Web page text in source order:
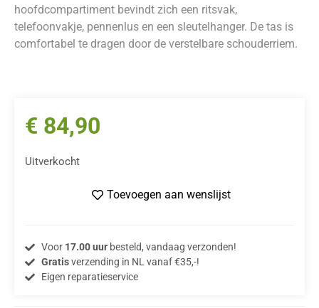
hoofdcompartiment bevindt zich een ritsvak,
telefoonvakje, pennenlus en een sleutelhanger. De tas is
comfortabel te dragen door de verstelbare schouderriem.
€ 84,90
Uitverkocht
Toevoegen aan wenslijst
Voor 17.00 uurbesteld, vandaag verzonden!
Gratisverzending in NL vanaf €35,-!
Eigen reparatieservice